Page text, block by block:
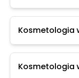
Kosmetologia
Kosmetologia